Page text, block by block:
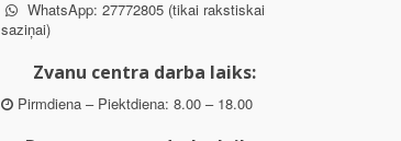
WhatsApp: 27772805 (tikai rakstiskai
saziņai)
Zvanu centra darba laiks:
Pirmdiena – Piektdiena: 8.00 – 18.00